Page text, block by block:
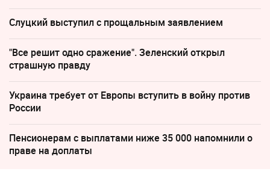
Слуцкий выступил с прощальным заявлением
"Все решит одно сражение". Зеленский открыл
страшную правду
Украина требует от Европы вступить в войну против
России
Пенсионерам с выплатами ниже 35 000 напомнили о
праве на доплаты